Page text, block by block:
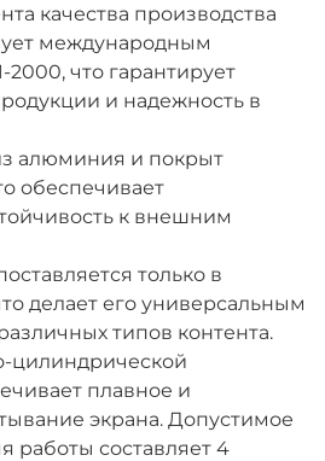
качества производства
международным
2000, что гарантирует
и надежность в
алюминия и покрыт
обеспечивает
к внешним
только в
делает его универсальным
типов контента.
цилиндрической
плавное и
экрана. Допустимое
работы составляет 4